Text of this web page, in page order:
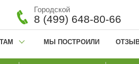
Городской
8 (499) 648-80-66
МЫ ПОСТРОИЛИ